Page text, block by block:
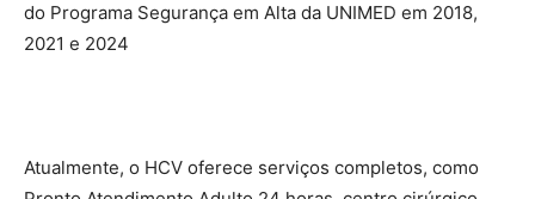
do Programa Segurança em Alta da UNIMED em 2018,
2021 e 2024
Atualmente, o HCV oferece serviços completos, como